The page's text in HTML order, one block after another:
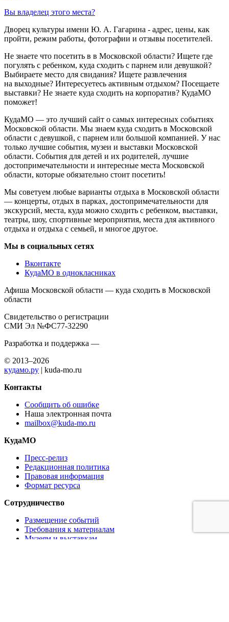
Вы владелец этого места?
Дворец культуры имени Ю. А. Гагарина - адрес, цены, как
пройти, режим работы, фотографии и отзывы посетителей.
Не знаете что посетить в в Московской области? Ищете где
погулять с ребенком, куда сходить с парнем или девушкой?
Выбираете место для свидания? Ищете развлечения
на выходные? Интересуетесь активным отдыхом? Посещаете
выставки? Не знаете куда сходить на корпоратив? КудаМО
поможет!
КудаМО — это лучший сайт о самых интересных событиях
Московской области. Мы знаем куда сходить в Московской
области с девушкой, с парнем или большой компанией. У нас
только лучшие события, музеи и выставки Московской
области. События для детей и их родителей, лучшие
достопримечательности и интересные места Московской
области, которые обязательно стоит посетить!
Мы советуем любые варианты отдыха в Московской области
— концерты, отдых в парках, достопримечательности для
экскурсий, места, куда можно сходить с ребенком, выставки,
театры, шоу, спортивные мероприятия, места для активного
отдыха и отдыха с семьей, и многое другое.
Мы в социальных сетях
Вконтакте
КудаМО в однокласниках
Афиша Московской области — куда сходить в Московской
области
Свидетельство о регистрации
СМИ Эл №ФС77-32290
Разработка и поддержка —
© 2013–2026
кудамо.ру | kuda-mo.ru
Контакты
Сообщить об ошибке
Наша электронная почта
mailbox@kuda-mo.ru
КудаМО
Пресс-релиз
Редакционная политика
Правовая информация
Формат ресурса
Сотрудничество
Размещение событий
Требования к материалам
Музеям и выставкам